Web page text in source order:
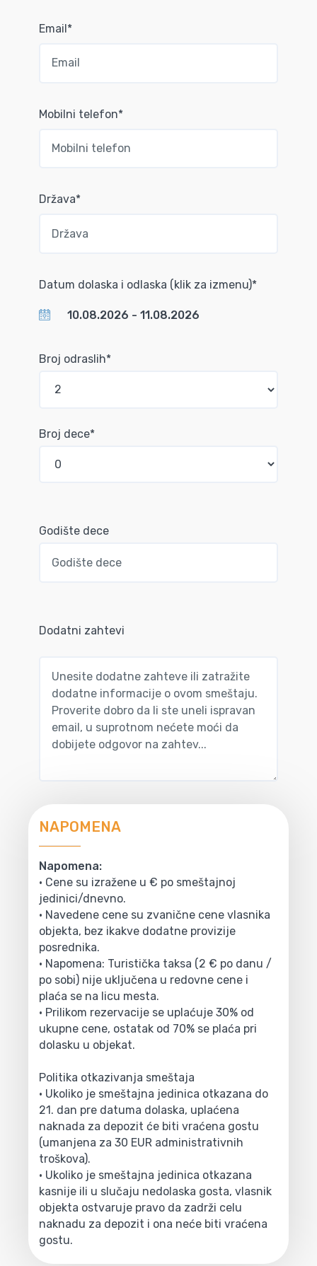
Email*
Mobilni telefon*
Država*
Datum dolaska i odlaska (klik za izmenu)*
Broj odraslih*
Broj dece*
Godište dece
Dodatni zahtevi
NAPOMENA
Napomena:
• Cene su izražene u € po smeštajnoj
jedinici/dnevno.
• Navedene cene su zvanične cene vlasnika
objekta, bez ikakve dodatne provizije
posrednika.
• Napomena: Turistička taksa (2 € po danu /
po sobi) nije uključena u redovne cene i
plaća se na licu mesta.
• Prilikom rezervacije se uplaćuje 30% od
ukupne cene, ostatak od 70% se plaća pri
dolasku u objekat.
Politika otkazivanja smeštaja
• Ukoliko je smeštajna jedinica otkazana do
21. dan pre datuma dolaska, uplaćena
naknada za depozit će biti vraćena gostu
(umanjena za 30 EUR administrativnih
troškova).
• Ukoliko je smeštajna jedinica otkazana
kasnije ili u slučaju nedolaska gosta, vlasnik
objekta ostvaruje pravo da zadrži celu
naknadu za depozit i ona neće biti vraćena
gostu.